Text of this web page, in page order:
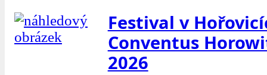
Festival v
Conventus
2026